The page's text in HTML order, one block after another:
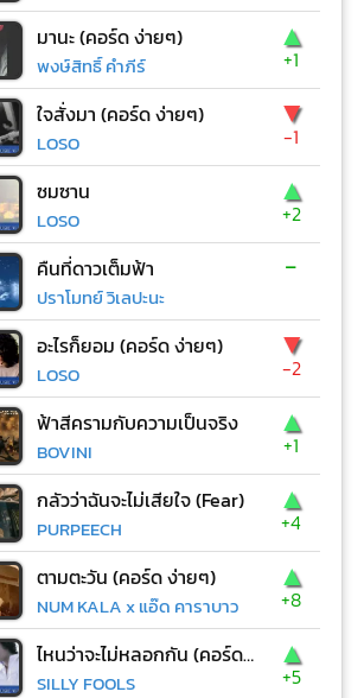
มานะ (คอร์ด ง่ายๆ)
พงษ์สิทธิ์ คำภีร์
▲
+1
ใจสั่งมา (คอร์ด ง่ายๆ)
LOSO
▼
-1
ซมซาน
LOSO
▲
+2
คืนที่ดาวเต็มฟ้า
ปราโมทย์ วิเลปะนะ
-
อะไรก็ยอม (คอร์ด ง่ายๆ)
LOSO
▼
-2
ฟ้าสีครามกับความเป็นจริง
BOVINI
▲
+1
กลัวว่าฉันจะไม่เสียใจ (Fear)
PURPEECH
▲
+4
ตามตะวัน (คอร์ด ง่ายๆ)
NUM KALA x แอ๊ด คาราบาว
▲
+8
ไหนว่าจะไม่หลอกกัน (คอร์ด ง่ายๆ)
SILLY FOOLS
▲
+5